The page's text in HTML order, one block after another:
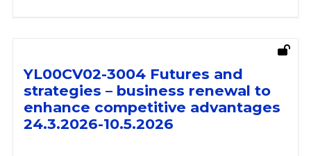
YL00CV02-3004 Futures and
strategies – business renewal to
enhance competitive advantages
24.3.2026-10.5.2026